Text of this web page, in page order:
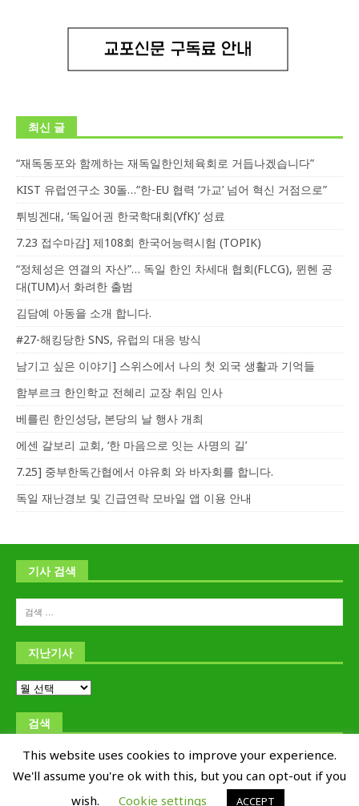
최신 글
“재독동포와 함께하는 재독일한인체육회로 거듭나겠습니다”
KIST 유럽연구소 30돌…“한-EU 협력 ‘가교’ 넘어 혁신 거점으로”
튀빙겐대, ‘독일어권 한국학대회(VfK)’ 성료
7.23 접수마감] 제108회 한국어능력시험 (TOPIK)
“정체성은 연결의 자산”… 독일 한인 차세대 협회(FLCG), 뮌헨 공
대(TUM)서 화려한 출범
김담예 아동을 소개 합니다.
#27-해킹당한 SNS, 유럽의 대응 방식
남기고 싶은 이야기] 스위스에서 나의 첫 외국 생활과 기억들
함부르크 한인학교 전혜리 교장 취임 인사
베를린 한인성당, 본당의 날 행사 개최
에센 갈보리 교회, ‘한 마음으로 잇는 사명의 길’
7.25] 중부한독간협에서 야유회 와 바자회를 합니다.
독일 재난경보 및 긴급연락 모바일 앱 이용 안내
기사 검색
지난기사
검색
This website uses cookies to improve your experience.
We'll assume you're ok with this, but you can opt-out if you
wish.
Cookie settings ACCEPT